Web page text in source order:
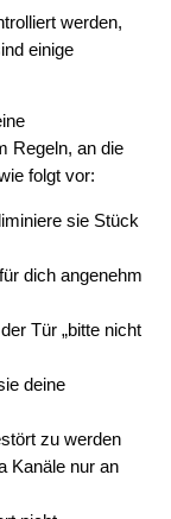
werden,
einige
Regeln, an die
folgt vor:
sie Stück
dich angenehm
Tür „bitte nicht
deine
zu werden
Kanäle nur an